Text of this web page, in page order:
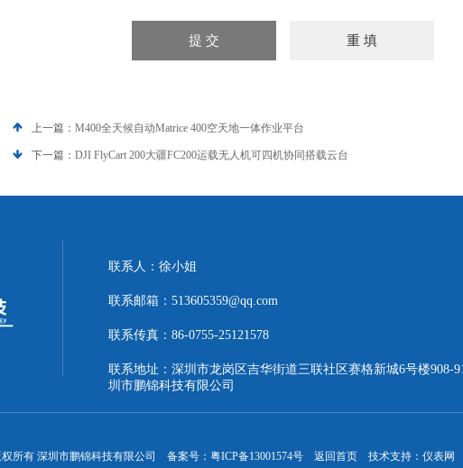
上一篇： M400全天候自动Matrice 400空天地一体作业平台
下一篇： DJI FlyCart 200大疆FC200运载无人机可四机协同搭载云台
联系人：徐小姐
联系邮箱：513605359@qq.com
联系传真：86-0755-25121578
联系地址：深圳市龙岗区吉华街道三联社区赛格新城6号楼908-
圳市鹏锦科技有限公司
权所有 深圳市鹏锦科技有限公司 备案号：粤ICP备13001574号 返回首页 技术支持： 仪表网